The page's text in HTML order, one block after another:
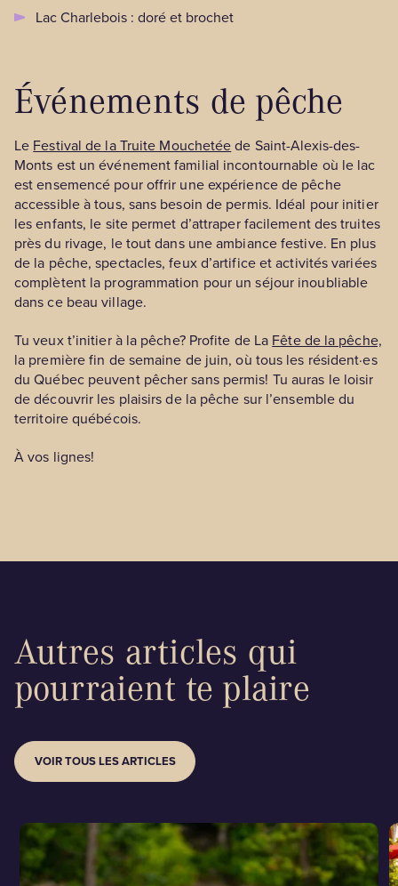
Lac Charlebois : doré et brochet
Événements de pêche
Le Festival de la Truite Mouchetéede Saint-Alexis-des-
Monts est un événement familial incontournable où le lac
est ensemencé pour offrir une expérience de pêche
accessible à tous, sans besoin de permis. Idéal pour initier
les enfants, le site permet d’attraper facilement des truites
près du rivage, le tout dans une ambiance festive. En plus
de la pêche, spectacles, feux d’artifice et activités variées
complètent la programmation pour un séjour inoubliable
dans ce beau village.
Tu veux t’initier à la pêche? Profite de La Fête de la pêche,
la première fin de semaine de juin, où tous les résident·es
du Québec peuvent pêcher sans permis! Tu auras le loisir
de découvrir les plaisirs de la pêche sur l’ensemble du
territoire québécois.
À vos lignes!
Autres articles qui
pourraient te plaire
VOIR TOUS LES ARTICLES